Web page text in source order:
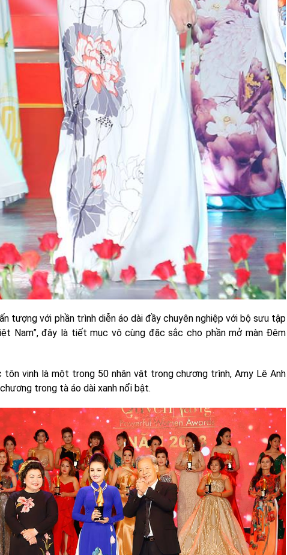
tượng với phần trình diễn áo dài đầy chuyên nghiệp với bộ sưu tập
Nam”, đây là tiết mục vô cùng đặc sắc cho phần mở màn Đêm
tôn vinh là một trong 50 nhân vật trong chương trình, Amy Lê Anh
trong tà áo dài xanh nổi bật.